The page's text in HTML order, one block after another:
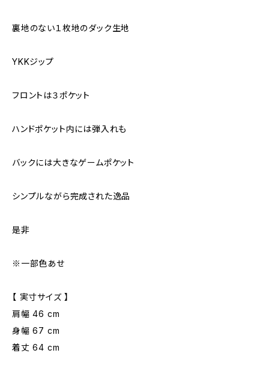
裏地のない１枚地のダック生地
YKKジップ
フロントは３ポケット
ハンドポケット内には弾入れも
バックには大きなゲームポケット
シンプルながら完成された逸品
是非
※一部色あせ
【 実寸サイズ 】
肩幅 46 cm
身幅 67 cm
着丈 64 cm